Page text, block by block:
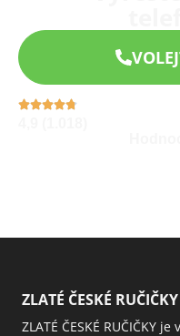
ZLATÉ ČESKÉ RUČIČKY
ZLATÉ ČESKÉ RUČIČKY je